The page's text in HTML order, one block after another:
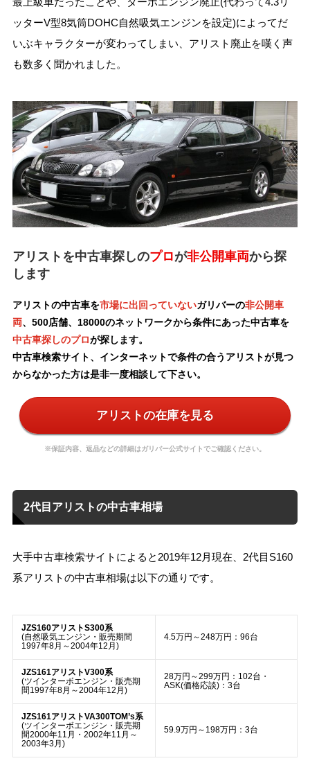
ッターV型8気筒DOHC自然吸気エンジンを設定)によってだ
いぶキャラクターが変わってしまい、アリスト廃止を嘆く声
も数多く聞かれました。
アリストを中古車探しのプロが非公開車両から探
します
アリストの中古車を市場に出回っていないガリバーの非公開車
両、500店舗、18000のネットワークから条件にあった中古車を
中古車探しのプロが探します。
中古車検索サイト、インターネットで条件の合うアリストが見つ
からなかった方は是非一度相談して下さい。
アリストの在庫を見る
※保証内容、返品などの詳細はガリバー公式サイトでご確認ください。
2代目アリストの中古車相場
大手中古車検索サイトによると2019年12月現在、2代目S160
系アリストの中古車相場は以下の通りです。
JZS160アリストS300系
(自然吸気エンジン・販売期間
1997年8月～2004年12月)
4.5万円～248万円：96台
JZS161アリストV300系
(ツインターボエンジン・販売期
間1997年8月～2004年12月)
28万円～299万円：102台・
ASK(価格応談)：3台
JZS161アリストVA300TOM’s系
(ツインターボエンジン・販売期
間2000年11月・2002年11月～
2003年3月)
59.9万円～198万円：3台